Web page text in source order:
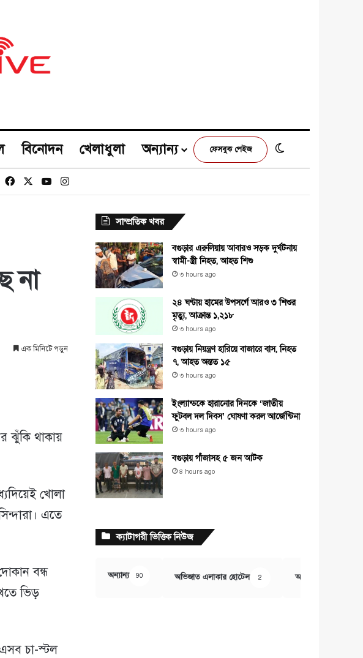
বিনোদন খেলাধুলা অন্যান্য ফেসবুক পেইজ
FacebookYouTubeInstagram
না
এক মিনিটে পড়ুন
ঝুঁকি থাকায়
খোলা
এতে
বন্ধ
ভিড়
চা-স্টল
সাম্প্রতিক খবর
বগুড়ার এরুলিয়ায় আবারও সড়ক দুর্ঘটনায়
স্বামী-স্ত্রী নিহত, আহত শিশু
৩ hours ago
২৪ ঘণ্টায় হামের উপসর্গে আরও ৩ শিশুর
মৃত্যু, আক্রান্ত ১,২১৮
৩ hours ago
বগুড়ায় নিয়ন্ত্রণ হারিয়ে বাজারে বাস, নিহত
৭, আহত অন্তত ১৫
৩ hours ago
ইংল্যান্ডকে হারানোর দিনকে ‘জাতীয়
ফুটবল দল দিবস’ ঘোষণা করল আর্জেন্টিনা
৩ hours ago
বগুড়ায় গাঁজাসহ ৫ জন আটক
৪ hours ago
ক্যাটাগরী ভিত্তিক নিউজ
অন্যান্য 90 অভিজাত এলাকার হোটেল 2 অর্থ ও বানিজ্য